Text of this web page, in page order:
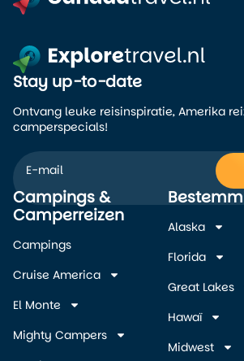
Campings &
Camperreizen
Campings
Cruise America
El Monte
Mighty Campers
Alaska
Florida
Great Lakes
Hawaï
Midwest
Stay up-to-date
Ontvang leuke reisinspiratie, Amerika
camperspecials!
Alternative: